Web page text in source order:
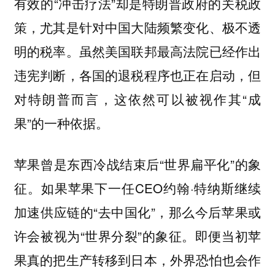
策，尤其是针对中国大陆频繁变化、极不透
明的税率。虽然美国联邦最高法院已经作出
违宪判断，各国的退税程序也正在启动，但
对特朗普而言，这依然可以被视作其“成
果”的一种依据。
苹果曾是东西冷战结束后“世界扁平化”的象
征。如果苹果下一任CEO约翰·特纳斯继续
加速供应链的“去中国化”，那么今后苹果或
许会被视为“世界分裂”的象征。即便当初苹
果真的把生产转移到日本，外界恐怕也会作